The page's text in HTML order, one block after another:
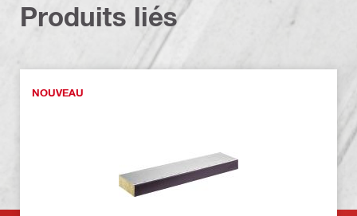
Produits liés
NOUVEAU